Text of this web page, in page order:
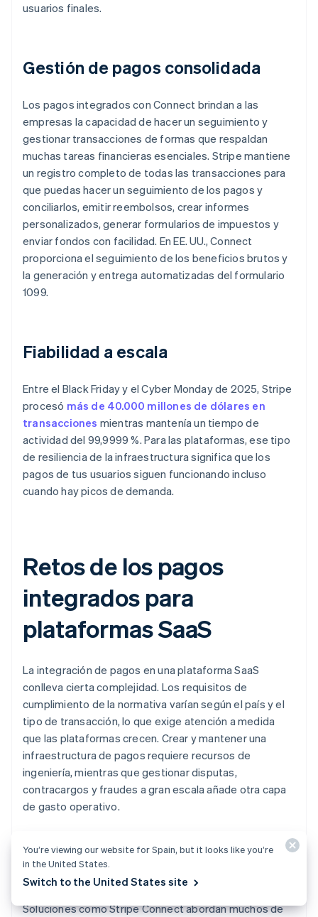
usuarios finales.
Gestión de pagos consolidada
Los pagos integrados con Connect brindan a las
empresas la capacidad de hacer un seguimiento y
gestionar transacciones de formas que respaldan
muchas tareas financieras esenciales. Stripe mantiene
un registro completo de todas las transacciones para
que puedas hacer un seguimiento de los pagos y
conciliarlos, emitir reembolsos, crear informes
personalizados, generar formularios de impuestos y
enviar fondos con facilidad. En EE. UU., Connect
proporciona el seguimiento de los beneficios brutos y
la generación y entrega automatizadas del formulario
1099.
Fiabilidad a escala
Entre el Black Friday y el Cyber Monday de 2025, Stripe
procesó más de 40.000 millones de dólares en
transacciones mientras mantenía un tiempo de
actividad del 99,9999 %. Para las plataformas, ese tipo
de resiliencia de la infraestructura significa que los
pagos de tus usuarios siguen funcionando incluso
cuando hay picos de demanda.
Retos de los pagos
integrados para
plataformas SaaS
La integración de pagos en una plataforma SaaS
conlleva cierta complejidad. Los requisitos de
cumplimiento de la normativa varían según el país y el
tipo de transacción, lo que exige atención a medida
que las plataformas crecen. Crear y mantener una
infraestructura de pagos requiere recursos de
ingeniería, mientras que gestionar disputas,
contracargos y fraudes a gran escala añade otra capa
de gasto operativo.
activación de los comerciantes, y fijar un precio
competitivo a los pagos integrados sin comprimir los
Soluciones como Stripe Connect abordan muchos de
You’re viewing our website for Spain, but it looks like you’re
in the United States.
Switch to the United States site